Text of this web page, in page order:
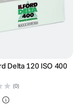
Delta 120 ISO 400
(0)